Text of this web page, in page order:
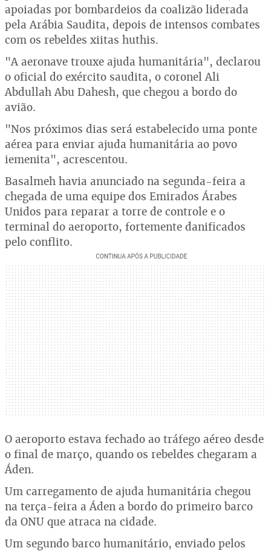
apoiadas por bombardeios da coalizão liderada
pela Arábia Saudita, depois de intensos combates
com os rebeldes xiitas huthis.
"A aeronave trouxe ajuda humanitária", declarou
o oficial do exército saudita, o coronel Ali
Abdullah Abu Dahesh, que chegou a bordo do
avião.
"Nos próximos dias será estabelecido uma ponte
aérea para enviar ajuda humanitária ao povo
iemenita", acrescentou.
Basalmeh havia anunciado na segunda-feira a
chegada de uma equipe dos Emirados Árabes
Unidos para reparar a torre de controle e o
terminal do aeroporto, fortemente danificados
pelo conflito.
O aeroporto estava fechado ao tráfego aéreo desde
o final de março, quando os rebeldes chegaram a
Áden.
Um carregamento de ajuda humanitária chegou
na terça-feira a Áden a bordo do primeiro barco
da ONU que atraca na cidade.
Um segundo barco humanitário, enviado pelos